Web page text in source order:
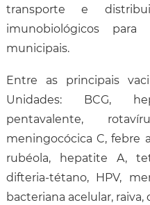
transporte e
imunobiológicos
municipais.
Entre as principais
Unidades: BCG,
pentavalente,
meningocócica C, febre
rubéola, hepatite A,
difteria-tétano, HPV,
bacteriana acelular,